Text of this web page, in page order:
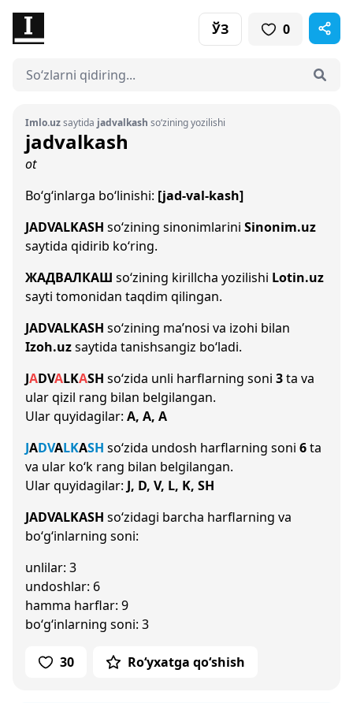
ЎЗ 0
Imlo.uzsaytida jadvalkash so‘zining yozilishi
jadvalkash
ot
Bo‘g‘inlarga bo‘linishi: [jad-val-kash]
JADVALKASH so‘zining sinonimlarini Sinonim.uz
saytida qidirib ko‘ring.
ЖАДВАЛКАШ so‘zining kirillcha yozilishi Lotin.uz
sayti tomonidan taqdim qilingan.
JADVALKASH so‘zining ma’nosi va izohi bilan
Izoh.uzsaytida tanishsangiz bo‘ladi.
JADVALKASH so‘zida unli harflarning soni 3ta va
ular qizil rang bilan belgilangan.
Ular quyidagilar: A, A, A
JADVALKASH so‘zida undosh harflarning soni 6ta
va ular ko‘k rang bilan belgilangan.
Ular quyidagilar: J, D, V, L, K, SH
JADVALKASH so‘zidagi barcha harflarning va
bo‘g‘inlarning soni:
unlilar: 3
undoshlar: 6
hamma harflar: 9
bo‘g‘inlarning soni: 3
30 Ro‘yxatga qo‘shish